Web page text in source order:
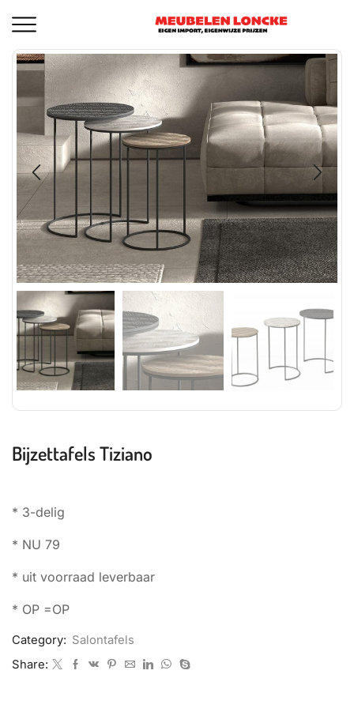
Bijzettafels Tiziano
* 3-delig
* NU 79
* uit voorraad leverbaar
* OP =OP
Category: Salontafels
Share: